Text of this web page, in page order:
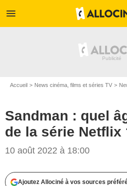
menu
Accueil News cinéma, films et séries TV
Sandman : quel
de la série Netflix
10 août 2022 à 18:00
Ajoutez Allociné à vos sources